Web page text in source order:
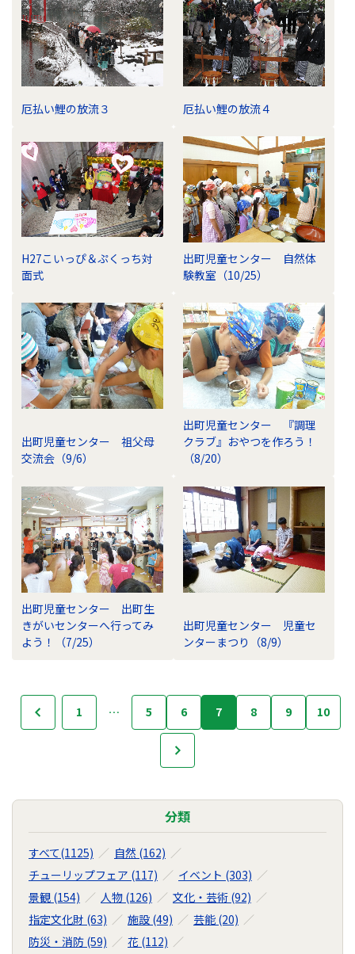
厄払い鯉の放流３ 厄払い鯉の放流４
H27こいっぴ＆ぷくっち対
面式
出町児童センター 自然体
験教室（10/25）
出町児童センター 祖父母
交流会（9/6）
出町児童センター 『調理
クラブ』おやつを作ろう！
（8/20）
出町児童センター 出町生
きがいセンターへ行ってみ
よう！（7/25）
出町児童センター 児童セ
ンターまつり（8/9）
フ
ラ
1 … 5 6 7 8 9 10
分類
すべて(1125)
自然 (162)
チューリップフェア (117)
イベント (303)
景観 (154)
人物 (126)
文化・芸術 (92)
指定文化財 (63)
施設 (49)
芸能 (20)
防災・消防 (59)
花 (112)